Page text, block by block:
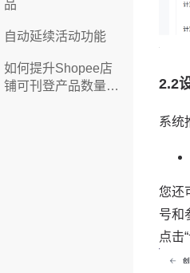
品
自动延续活动功能
如何提升Shopee店
铺可刊登产品数量限